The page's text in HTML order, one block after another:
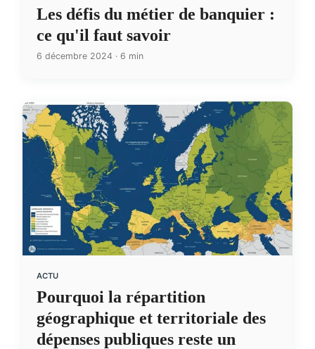
Les défis du métier de banquier :
ce qu'il faut savoir
6 décembre 2024 · 6 min
ACTU
Pourquoi la répartition
géographique et territoriale des
dépenses publiques reste un